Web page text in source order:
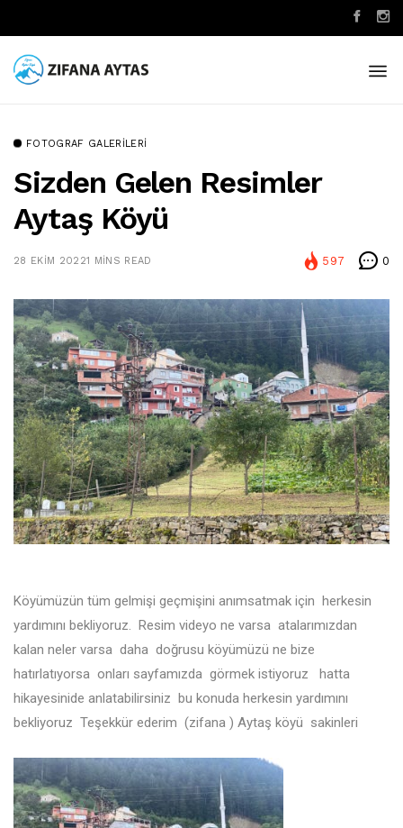
FOTOGRAF GALERILERI
Sizden Gelen Resimler
Aytaş Köyü
28 EKIM 20221 MINS READ 597 0
Köyümüzün tüm gelmişi geçmişini anımsatmak için herkesin
yardımını bekliyoruz. Resim videyo ne varsa atalarımızdan
kalan neler varsa daha doğrusu köyümüzü ne bize
hatırlatıyorsa onları sayfamızda görmek istiyoruz hatta
hikayesinide anlatabilirsiniz bu konuda herkesin yardımını
bekliyoruz Teşekkür ederim (zifana ) Aytaş köyü sakinleri